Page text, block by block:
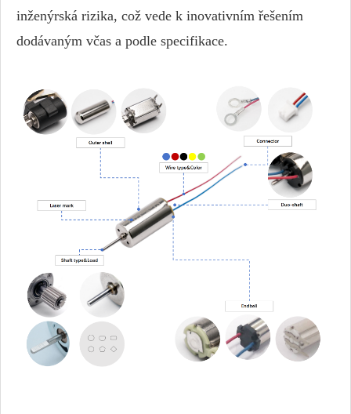
inženýrská rizika, což vede k inovativním řešením
dodávaným včas a podle specifikace.